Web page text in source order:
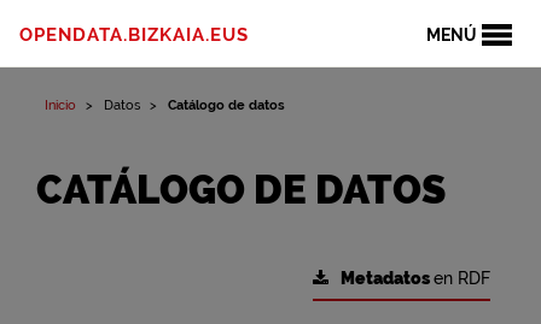
MENÚ
OPENDATA.BIZKAIA.EUS
Inicio Datos Catálogo de datos
CATÁLOGO DE DATOS
Metadatosen RDF